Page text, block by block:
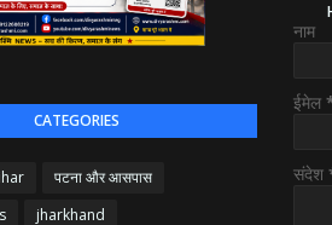
CATEGORIES
पटना और आसपास
jharkhand
नाम
ईमेल
संदेश